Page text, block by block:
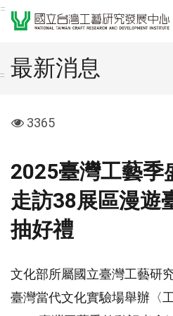
跳
內
:::
::: 最新消息
visit
3365
2025臺灣工藝季
走訪38展區漫遊
抽好禮
文化部所屬國立臺灣工藝研
臺灣當代文化實驗場舉辦〈